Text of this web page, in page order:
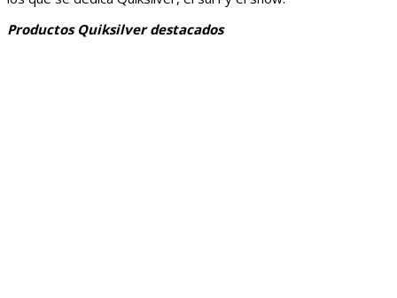
Productos Quiksilver destacados